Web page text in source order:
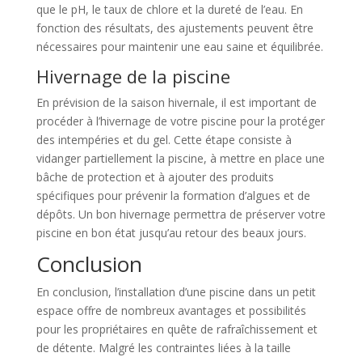
que le pH, le taux de chlore et la dureté de l’eau. En
fonction des résultats, des ajustements peuvent être
nécessaires pour maintenir une eau saine et équilibrée.
Hivernage de la piscine
En prévision de la saison hivernale, il est important de
procéder à l’hivernage de votre piscine pour la protéger
des intempéries et du gel. Cette étape consiste à
vidanger partiellement la piscine, à mettre en place une
bâche de protection et à ajouter des produits
spécifiques pour prévenir la formation d’algues et de
dépôts. Un bon hivernage permettra de préserver votre
piscine en bon état jusqu’au retour des beaux jours.
Conclusion
En conclusion, l’installation d’une piscine dans un petit
espace offre de nombreux avantages et possibilités
pour les propriétaires en quête de rafraîchissement et
de détente. Malgré les contraintes liées à la taille